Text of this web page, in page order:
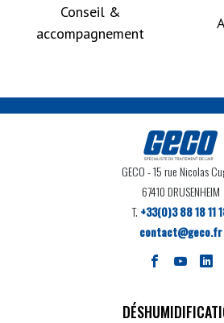
Conseil &
accompagnement
GECO- 15 rue Nicolas
67410 DRUSENHEIM
T. +33(0)3 88 18 11
contact@geco.fr